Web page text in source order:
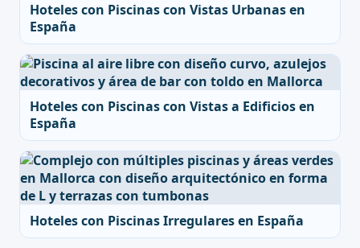
Hoteles con Piscinas con Vistas Urbanas en
España
Hoteles con Piscinas con Vistas a Edificios en
España
Hoteles con Piscinas Irregulares en España